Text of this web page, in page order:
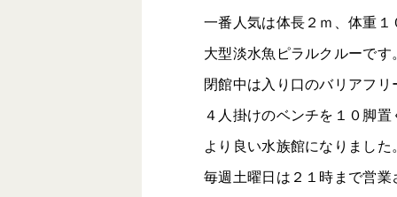
一番人気は体長２ｍ、体重１
大型淡水魚ピラルクルーです。
閉館中は入り口のバリアフ
４人掛けのベンチを１０脚置
より良い水族館になりました。
毎週土曜日は２１時まで営業